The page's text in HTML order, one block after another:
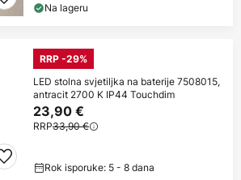
Na lageru
RRP -29%
LED stolna svjetiljka na baterije 7508015,
antracit 2700 K IP44 Touchdim
23,90 €
RRP33,90 €
Rok isporuke: 5 - 8 dana